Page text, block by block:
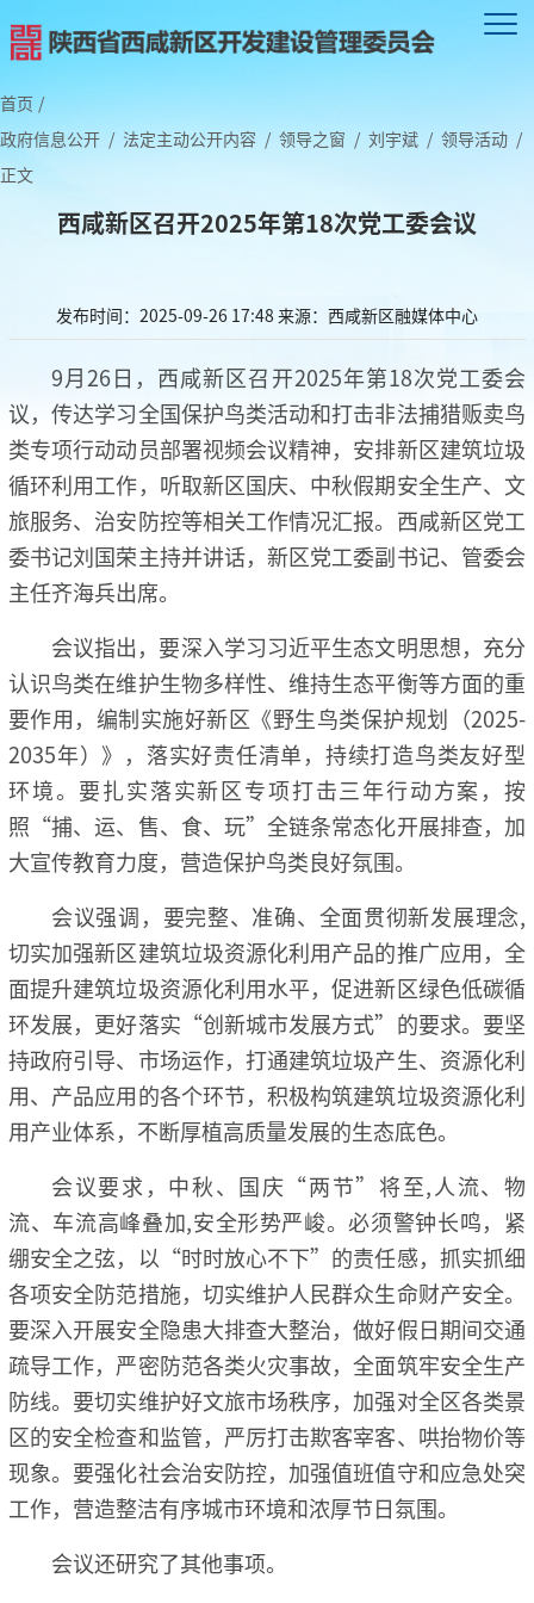
首页 /
政府信息公开 / 法定主动公开内容 / 领导之窗 / 刘宇斌 / 领导活动 /
正文
西咸新区召开2025年第18次党工委会议
发布时间：2025-09-26 17:48 来源：西咸新区融媒体中心
9月26日，西咸新区召开2025年第18次党工委会
议，传达学习全国保护鸟类活动和打击非法捕猎贩卖鸟
类专项行动动员部署视频会议精神，安排新区建筑垃圾
循环利用工作，听取新区国庆、中秋假期安全生产、文
旅服务、治安防控等相关工作情况汇报。西咸新区党工
委书记刘国荣主持并讲话，新区党工委副书记、管委会
主任齐海兵出席。
会议指出，要深入学习习近平生态文明思想，充分
认识鸟类在维护生物多样性、维持生态平衡等方面的重
要作用，编制实施好新区《野生鸟类保护规划（2025-
2035年）》，落实好责任清单，持续打造鸟类友好型
环境。要扎实落实新区专项打击三年行动方案，按
照“捕、运、售、食、玩”全链条常态化开展排查，加
大宣传教育力度，营造保护鸟类良好氛围。
会议强调，要完整、准确、全面贯彻新发展理念,
切实加强新区建筑垃圾资源化利用产品的推广应用，全
面提升建筑垃圾资源化利用水平，促进新区绿色低碳循
环发展，更好落实“创新城市发展方式”的要求。要坚
持政府引导、市场运作，打通建筑垃圾产生、资源化利
用、产品应用的各个环节，积极构筑建筑垃圾资源化利
用产业体系，不断厚植高质量发展的生态底色。
会议要求，中秋、国庆“两节”将至,人流、物
流、车流高峰叠加,安全形势严峻。必须警钟长鸣，紧
绷安全之弦，以“时时放心不下”的责任感，抓实抓细
各项安全防范措施，切实维护人民群众生命财产安全。
要深入开展安全隐患大排查大整治，做好假日期间交通
疏导工作，严密防范各类火灾事故，全面筑牢安全生产
防线。要切实维护好文旅市场秩序，加强对全区各类景
区的安全检查和监管，严厉打击欺客宰客、哄抬物价等
现象。要强化社会治安防控，加强值班值守和应急处突
工作，营造整洁有序城市环境和浓厚节日氛围。
会议还研究了其他事项。